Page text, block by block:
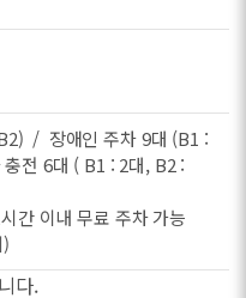
/ 장애인 주차 9대 (B1 :
전 6대 ( B1 : 2대, B2 :
간 이내 무료 주차 가능
다.